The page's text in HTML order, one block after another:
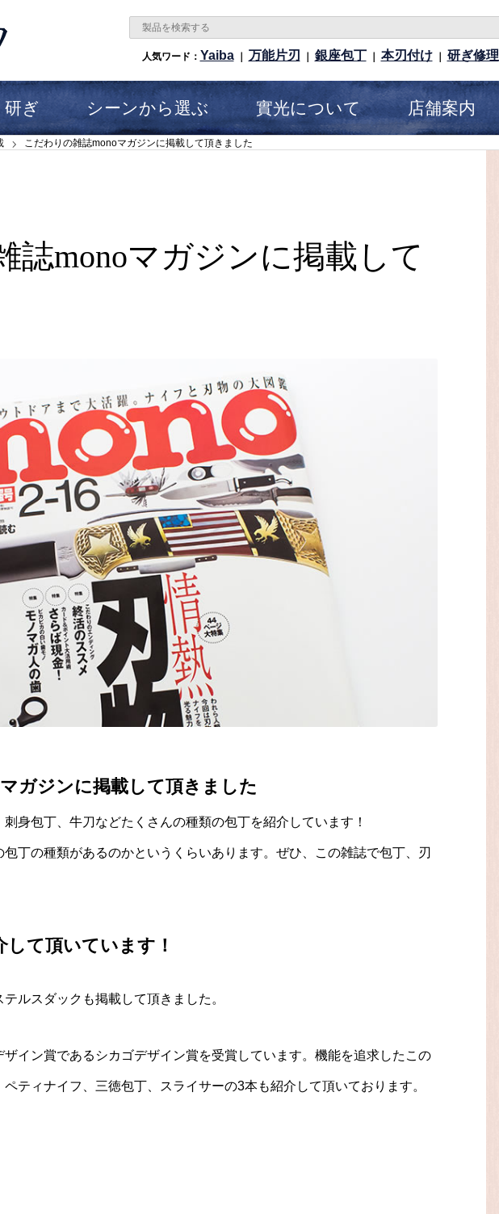
人気ワード： Yaiba｜ 万能片刃 銀座包丁 本刃付け｜ 研ぎ修理
研ぎ シーンから選ぶ 實光について 店舗案内
こだわりの雑誌monoマガジンに掲載して頂きました
誌monoマガジンに掲載して
ガジンに掲載して頂きました
身包丁、牛刀などたくさんの種類の包丁を紹介しています！
丁の種類があるのかというくらいあります。ぜひ、この雑誌で包丁、刃
て頂いています！
ルスダックも掲載して頂きました。
イン賞であるシカゴデザイン賞を受賞しています。機能を追求したこの
ティナイフ、三徳包丁、スライサーの3本も紹介して頂いております。